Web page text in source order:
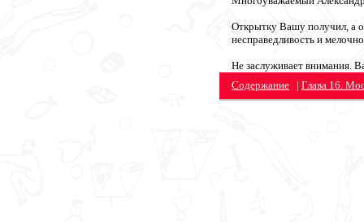
Открытку Вашу получил, а
несправедливость и
Не заслуживает внимания.
Содержание | Глава 16.